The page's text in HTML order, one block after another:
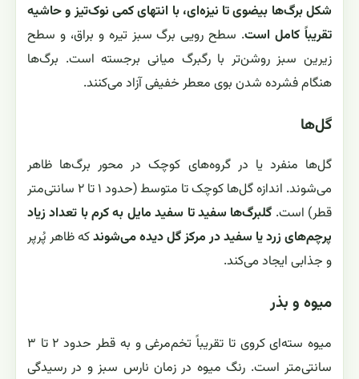
شکل برگ‌ها بیضوی تا نیزه‌ای، با انتهای کمی نوک‌تیز و حاشیه
تقریباً کامل است. سطح رویی برگ سبز تیره و براق، و سطح
زیرین سبز روشن‌تر با رگبرگ میانی برجسته است. برگ‌ها
هنگام فشرده شدن بوی معطر خفیفی آزاد می‌کنند.
گل‌ها
گل‌ها منفرد یا در گروه‌های کوچک در محور برگ‌ها ظاهر
می‌شوند. اندازه گل‌ها کوچک تا متوسط (حدود ۱ تا ۲ سانتی‌متر
قطر) است. گلبرگ‌ها سفید تا سفید مایل به کرم با تعداد زیاد
پرچم‌های زرد یا سفید در مرکز گل دیده می‌شوندکه ظاهر پُرپر
و جذابی ایجاد می‌کند.
میوه و بذر
میوه سته‌ای کروی تا تقریباً تخم‌مرغی و به قطر حدود ۲ تا ۳
سانتی‌متر است. رنگ میوه در زمان نارس سبز و در رسیدگی